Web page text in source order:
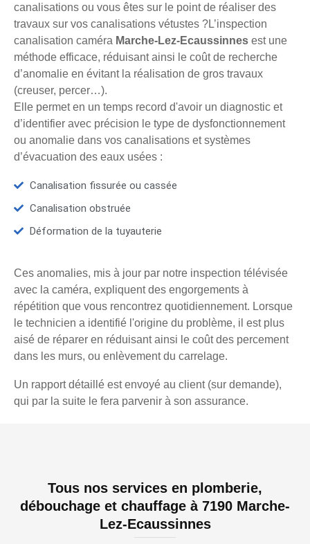
canalisations ou vous êtes sur le point de réaliser des
travaux sur vos canalisations vétustes ?L’inspection
canalisation caméra Marche-Lez-Ecaussinnes est une
méthode efficace, réduisant ainsi le coût de recherche
d’anomalie en évitant la réalisation de gros travaux
(creuser, percer…).
Elle permet en un temps record d'avoir un diagnostic et
d’identifier avec précision le type de dysfonctionnement
ou anomalie dans vos canalisations et systèmes
d’évacuation des eaux usées :
Canalisation fissurée ou cassée
Canalisation obstruée
Déformation de la tuyauterie
Ces anomalies, mis à jour par notre inspection télévisée
avec la caméra, expliquent des engorgements à
répétition que vous rencontrez quotidiennement. Lorsque
le technicien a identifié l'origine du problème, il est plus
aisé de réparer en réduisant ainsi le coût des percement
dans les murs, ou enlèvement du carrelage.
Un rapport détaillé est envoyé au client (sur demande),
qui par la suite le fera parvenir à son assurance.
Tous nos services en plomberie,
débouchage et chauffage à 7190 Marche-
Lez-Ecaussinnes